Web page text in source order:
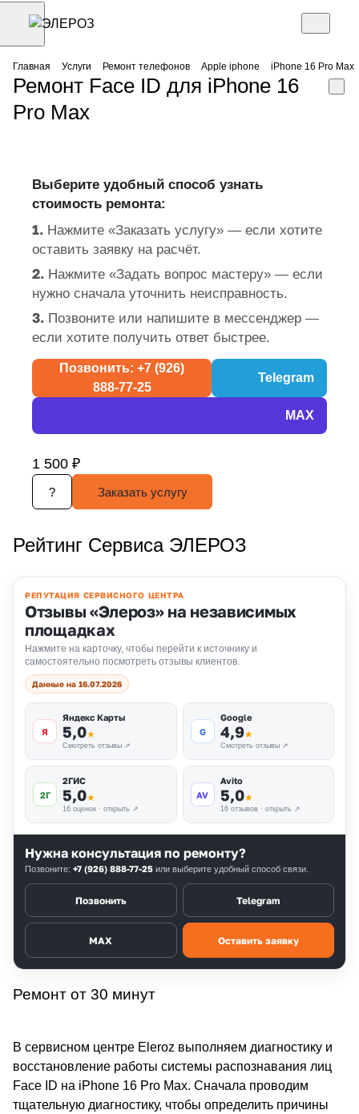
Главная Услуги Ремонт телефонов Apple iphone iPhone 16 Pro Max
Ремонт Face ID для iPhone 16
Pro Max
Выберите удобный способ узнать
стоимость ремонта:
1. Нажмите «Заказать услугу» — если хотите
оставить заявку на расчёт.
2. Нажмите «Задать вопрос мастеру» — если
нужно сначала уточнить неисправность.
3. Позвоните или напишите в мессенджер —
если хотите получить ответ быстрее.
Позвонить: +7 (926)
888-77-25
Telegram
MAX
1 500 ₽
? Заказать услугу
Рейтинг Сервиса ЭЛЕРОЗ
РЕПУТАЦИЯ СЕРВИСНОГО ЦЕНТРА
Отзывы «Элероз» на независимых
площадках
Нажмите на карточку, чтобы перейти к источнику и
самостоятельно посмотреть отзывы клиентов.
Данные на 16.07.2026
Я
Яндекс Карты
5,0★
Смотреть отзывы ↗
G
Google
4,9★
Смотреть отзывы ↗
2Г
2ГИС
5,0★
16 оценок · открыть ↗
AV
Avito
5,0★
16 отзывов · открыть ↗
Нужна консультация по ремонту?
Позвоните: +7 (926) 888-77-25 или выберите удобный способ связи.
Позвонить Telegram
MAX Оставить заявку
Ремонт от 30 минут
В сервисном центре Eleroz выполняем диагностику и
восстановление работы системы распознавания лиц
Face ID на iPhone 16 Pro Max. Сначала проводим
тщательную диагностику, чтобы определить причины